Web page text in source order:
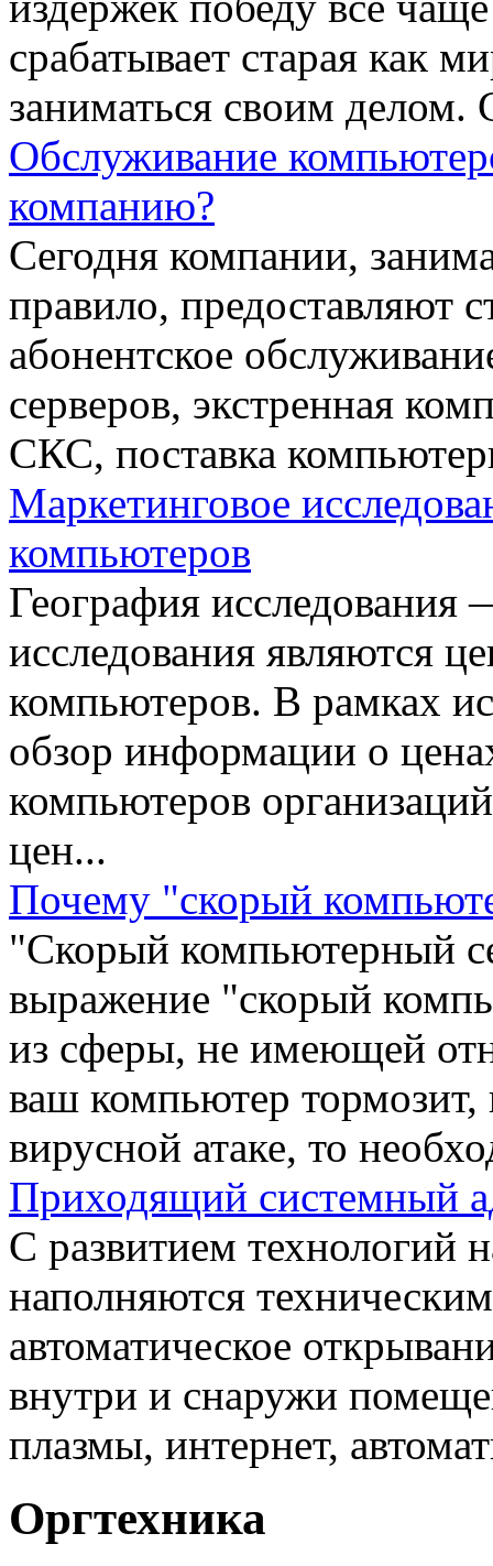
срабатывает старая как
заниматься своим делом.
Обслуживание
компанию?
Сегодня компании,
правило, предоставляют
абонентское
серверов, экстренная
СКС, поставка
Маркетинговое
компьютеров
География
исследования являются
компьютеров. В рамках
обзор информации о
компьютеров
цен...
Почему "скорый
"Скорый компьютерный
выражение "скорый
из сферы, не имеющей
ваш компьютер тормозит,
вирусной атаке, то
Приходящий системный
С развитием технологий
наполняются
автоматическое
внутри и снаружи
плазмы, интернет,
Oргтехника